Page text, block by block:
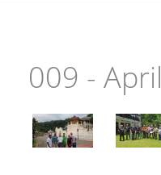
009 - April